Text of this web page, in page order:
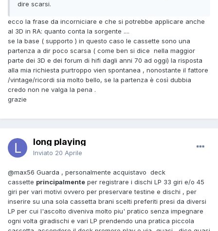
dire scarsi.
ecco la frase da incorniciare e che si potrebbe applicare anche
al 3D in RA: quanto conta la sorgente ....
se la base ( supporto ) in questo caso le cassette sono una
partenza a dir poco scarsa ( come ben si dice nella maggior
parte dei 3D e dei forum di hifi dagli anni 70 ad oggi) la risposta
alla mia richiesta purtroppo vien spontanea , nonostante il fattore
/vintage/ricordi sia molto bello, se la partenza è così dubbia
credo non ne valga la pena .
grazie
long playing
Inviato 20 Aprile
@max56 Guarda , personalmente acquistavo deck
cassette principalmente per registrare i dischi LP 33 giri e/o 45
giri per vari motivi ovvero per preservare testine e dischi , per
inserire su una sola cassetta brani scelti preferiti presi da diversi
LP per cui l'ascolto diveniva molto piu' pratico senza impegnare
ogni volta giradischi e vari LP prendendo una pratica piccola